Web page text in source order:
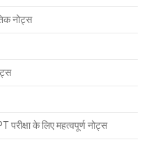
नोट्स
के लिए महत्वपूर्ण नोट्स